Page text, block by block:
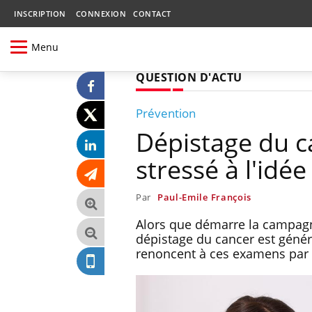
INSCRIPTION CONNEXION CONTACT
Menu
QUESTION D'ACTU
Prévention
Dépistage du
stressé à
Par Paul-Emile François
Alors que démarre la
dépistage du cancer est
renoncent à ces examens